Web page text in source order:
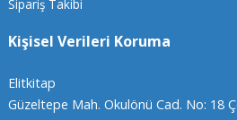
Sipariş Takibi
Kişisel Verileri Koruma
Elitkitap
Güzeltepe Mah. Okulönü Cad. No: 18